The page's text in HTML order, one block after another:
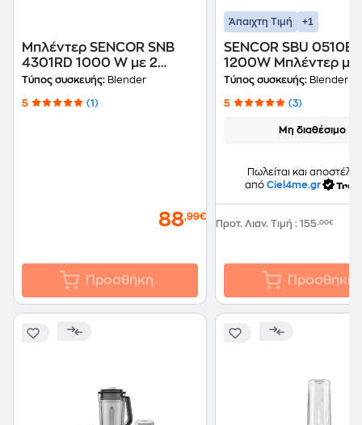
Μπλέντερ SENCOR SNB
4301RD 1000 W με 2
Κύπελλα Κόκκινο
Τύπος συσκευής: Blender
5 (1)
88,99€
Προσθήκη
Άπαιχτη Τιμή +1
SENCOR SBU
1200W Μπλέντερ με
Παρασκευαστή
Τύπος συσκευής: Blender
5 (3)
Μη διαθέσιμο
Πωλείται και
από Ciel4me.gr
Προτ. Λιαν. Τιμή : 155,00€
Προσθήκη